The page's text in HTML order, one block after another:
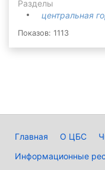
Разделы
центральная
Показов: 1113
Главная О ЦБС
Информационные